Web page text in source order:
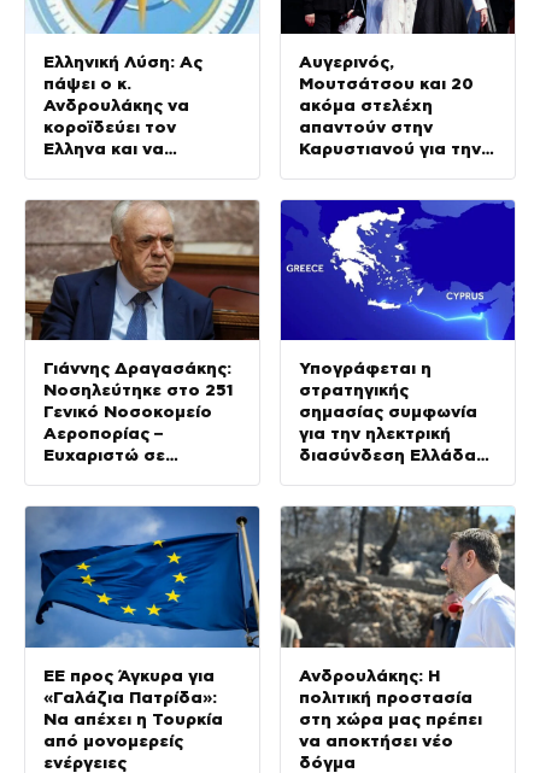
Ελληνική Λύση: Ας
πάψει ο κ.
Ανδρουλάκης να
κοροϊδεύει τον
Έλληνα και να
Αυγερινός,
Μουτσάτσου και 20
ακόμα στελέχη
απαντούν στην
Καρυστιανού για την
συμβιβαστούμε»
Γιάννης Δραγασάκης:
Νοσηλεύτηκε στο 251
Γενικό Νοσοκομείο
Αεροπορίας –
Ευχαριστώ σε
Υπογράφεται η
στρατηγικής
σημασίας συμφωνία
για την ηλεκτρική
διασύνδεση Ελλάδας-
EE προς Άγκυρα για
«Γαλάζια Πατρίδα»:
Να απέχει η Τουρκία
από μονομερείς
ενέργειες
Ανδρουλάκης: Η
πολιτική προστασία
στη χώρα μας πρέπει
να αποκτήσει νέο
δόγμα